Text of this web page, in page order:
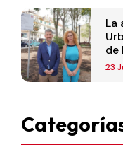
La
de
de
23